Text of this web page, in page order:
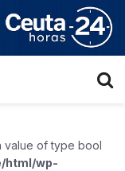
value of type bool
html/wp-